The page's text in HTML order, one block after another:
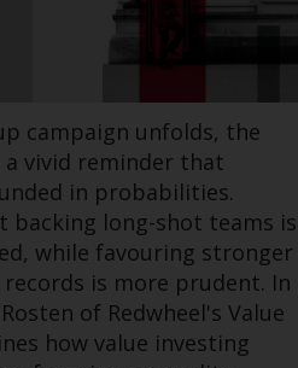
verwalteten
Redwheel verwalteten
Website verwiesen
der Eidgenössischen
zugelassen
daher nicht den vollen
Bundesgesetz über
von 23. Juni
durch die FINMA.
Fonds, die nicht von
dürfen in der
Anlegern im Sinne
campaign unfolds, the
vivid reminder that
in probabilities.
backing long-shot teams is
while favouring stronger
is more prudent. In
of Redwheel's Value
how value investing